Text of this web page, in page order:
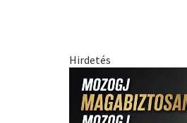
Hirdetés